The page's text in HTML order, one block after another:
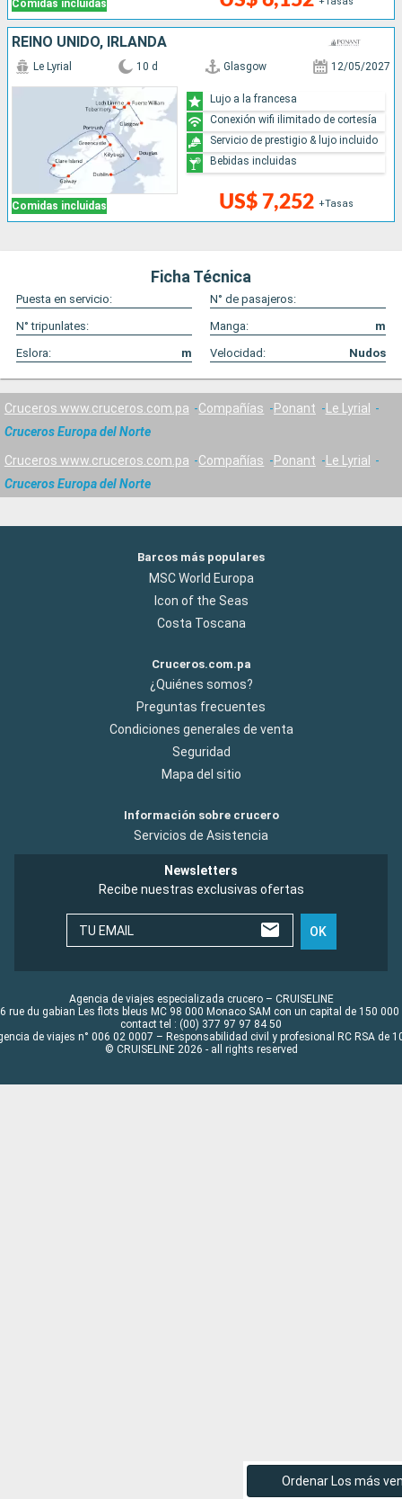
Ordenar Los más
Comidas incluidas
REINO UNIDO, IRLANDA
Comidas incluidas
Le Lyrial 10 d Glasgow 12/05/2027
US$ 7,252 +Tasas
Lujo a la francesa
Conexión wifi ilimitado de cortesía
Servicio de prestigio & lujo incluido
Bebidas incluidas
Ficha Técnica
Puesta en servicio:
N° de pasajeros:
N° tripunlates:
Manga:
m
Eslora:
m Velocidad: Nudos
Cruceros www.cruceros.com.pa Compañías Ponant
Le Lyrial
Cruceros Europa del Norte
Cruceros www.cruceros.com.pa Compañías Ponant
Le Lyrial
Cruceros Europa del Norte
Barcos más populares
MSC World Europa
Icon of the Seas
Costa Toscana
Cruceros.com.pa
¿Quiénes somos?
Preguntas frecuentes
Condiciones generales de venta
Seguridad
Mapa del sitio
Información sobre crucero
Servicios de Asistencia
Newsletters
Recibe nuestras exclusivas ofertas
TU EMAIL OK
Agencia de viajes especializada crucero – CRUISELINE
rue du gabian Les flots bleus MC 98 000 Monaco SAM con un capital de 150 000
contact tel : (00) 377 97 97 84 50
de viajes n° 006 02 0007 – Responsabilidad civil y profesional RC RSA de
© CRUISELINE 2026 - all rights reserved